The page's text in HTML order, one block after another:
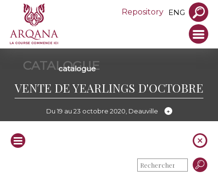
Repository ENG
CATALOGUE
catalogue
VENTE DE YEARLINGS D'OCTOBRE
Du 19 au 23 octobre 2020, Deauville